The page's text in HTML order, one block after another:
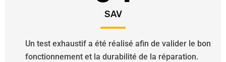
SAV
Un test exhaustif a été réalisé afin de valider le bon
fonctionnement et la durabilité de la réparation.